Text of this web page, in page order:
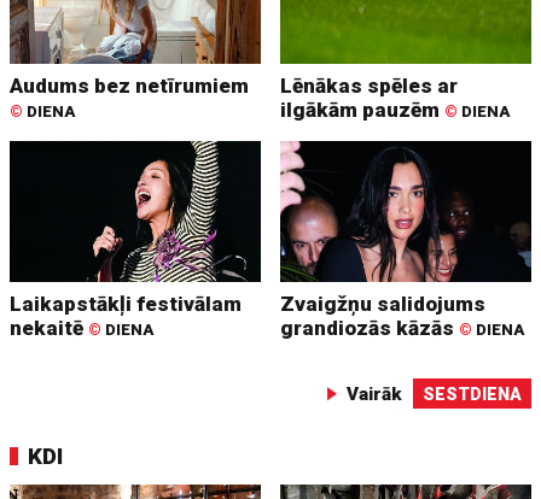
Audums bez netīrumiem
© DIENA
Lēnākas spēles ar
ilgākām pauzēm © DIENA
Laikapstākļi festivālam
nekaitē © DIENA
Zvaigžņu salidojums
grandiozās kāzās © DIENA
Vairāk SESTDIENA
KDI